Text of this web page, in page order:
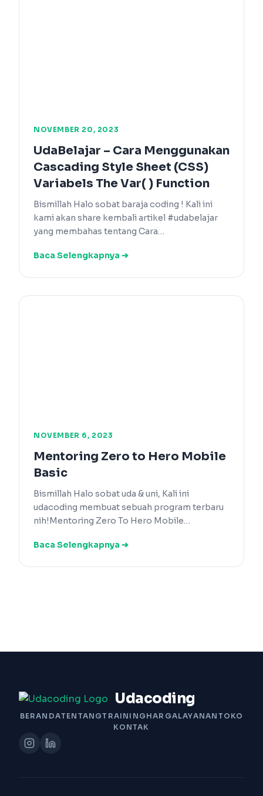
NOVEMBER 20, 2023
UdaBelajar – Cara Menggunakan
Cascading Style Sheet (CSS)
Variabels The Var( ) Function
Bismillah Halo sobat baraja coding ! Kali ini
kami akan share kembali artikel #udabelajar
yang membahas tentang Cara…
Baca Selengkapnya ➔
NOVEMBER 6, 2023
Mentoring Zero to Hero Mobile
Basic
Bismillah Halo sobat uda & uni, Kali ini
udacoding membuat sebuah program terbaru
nih!Mentoring Zero To Hero Mobile…
Baca Selengkapnya ➔
Udacoding
BERANDATENTANGTRAININGHARGALAYANAN TOKO
KONTAK